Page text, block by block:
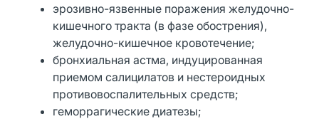
эрозивно-язвенные поражения желудочно-
кишечного тракта (в фазе обострения),
желудочно-кишечное кровотечение;
бронхиальная астма, индуцированная
приемом салицилатов и нестероидных
противовоспалительных средств;
геморрагические диатезы;